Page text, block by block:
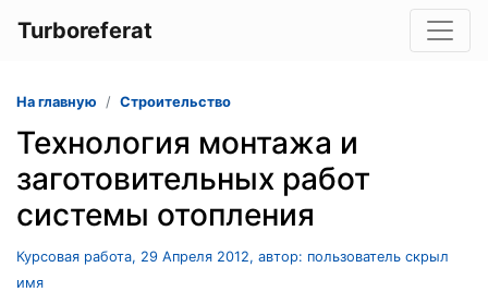
Turboreferat
На главную Строительство
Технология монтажа и
заготовительных работ
системы отопления
Курсовая работа, 29 Апреля 2012, автор: пользователь скрыл
имя